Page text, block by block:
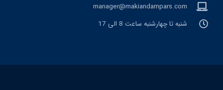
manager@makiandampars.com
شنبه تا چهارشنبه ساعت 8 الی 17